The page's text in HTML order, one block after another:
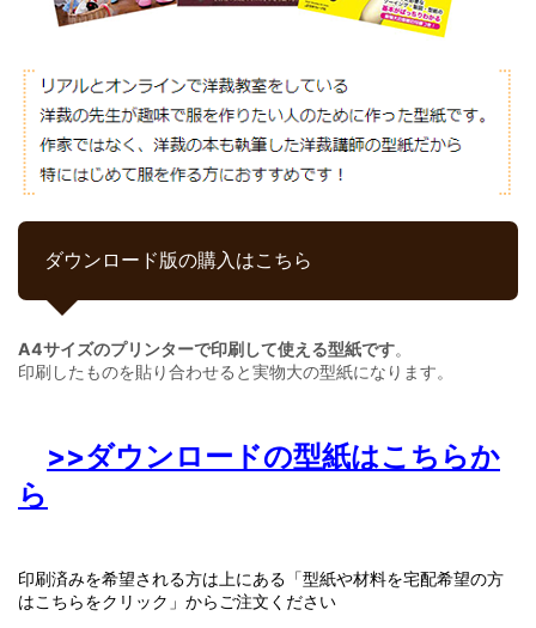
ダウンロード版の購入はこちら
A4サイズのプリンターで印刷して使える型紙です。
印刷したものを貼り合わせると実物大の型紙になります。
>>ダウンロードの型紙はこちらか
ら
印刷済みを希望される方は上にある「型紙や材料を宅配希望の方
はこちらをクリック」からご注文ください